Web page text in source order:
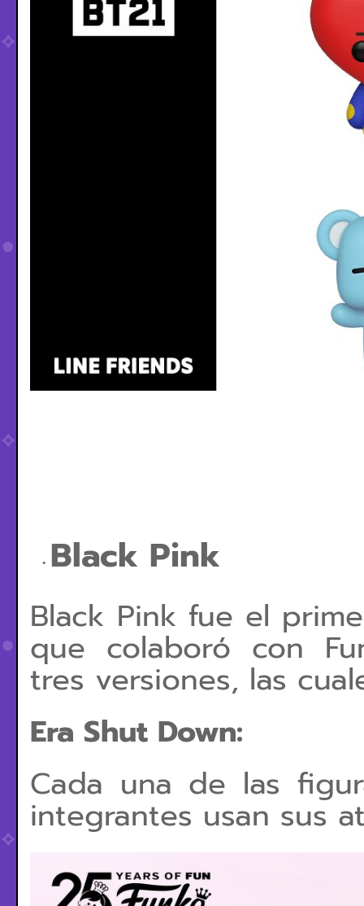
Black Pink
Black Pink fue el
que colaboró con
tres versiones, las
Era Shut Down:
Cada una de las
integrantes usan sus